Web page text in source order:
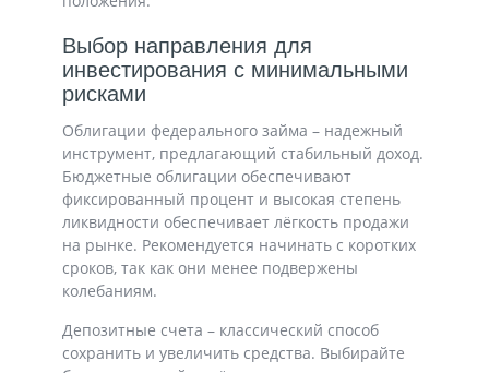
Выбор направления для
инвестирования с минимальными
рисками
Облигации федерального займа – надежный
инструмент, предлагающий стабильный доход.
Бюджетные облигации обеспечивают
фиксированный процент и высокая степень
ликвидности обеспечивает лёгкость продажи
на рынке. Рекомендуется начинать с коротких
сроков, так как они менее подвержены
колебаниям.
Депозитные счета – классический способ
сохранить и увеличить средства. Выбирайте